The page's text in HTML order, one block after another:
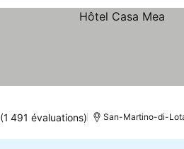
(1 491 évaluations) San-Martino-di-